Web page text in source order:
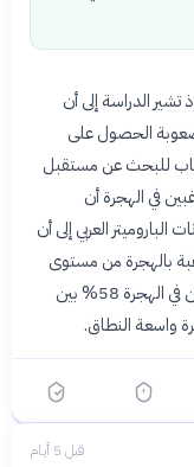
الدراسة إلى أن
صعوبة الحصول على
للبحث عن مستقبل
الراغبين في الهجرة أن
العربي إلى أن
بالهجرة من مستوى
دخل الأسرة وحده. وفي لبنان، بلغت نسبة الراغبين في الهجرة 58% بين
قبل 5 أيام